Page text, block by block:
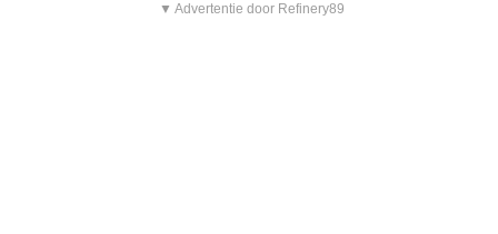
▼ Advertentie door Refinery89